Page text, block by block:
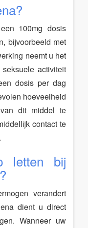
100mg dosis
bijvoorbeeld met
neemt u het
activiteit
dosis per dag
hoeveelheid
dit middel te
contact te
letten bij
verandert
dient u direct
Wanneer uw